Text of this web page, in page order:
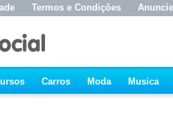
Termos e Condições Anuncie
Carros Moda Musica